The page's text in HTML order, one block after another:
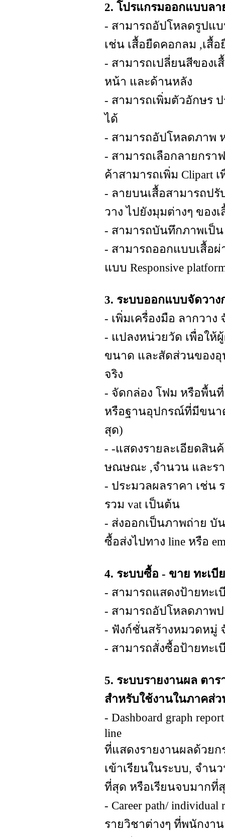
2. โปรแกรมออกแบบลา
- สามารถอัปโหลดรูปแบ
เช่น เสื้อยืดคอกลม ,เสื้อ
- สามารถเปลี่ยนสีของ
หน้า และด้านหลัง
- สามารถเพิ่มตัวอักษร
ได้
- สามารถอัปโหลดภาพ
- สามารถเลือกลายกร
ค้าสามารถเพิ่ม Clipart
- ลายบนเสื้อสามารถป
วาง ไปยังมุมต่างๆ ของเ
- สามารถบันทึกภาพเป็
- สามารถออกแบบเสื้อ
แบบ Responsive
3. ระบบออกแบบจัดวาง
- เพิ่มเครื่องมือ ลากวา
- แปลงหน่วยวัด เพื่อใ
ขนาด และสัดส่วนของ
จริง
- จัดกล่อง โฟม หรือพื้น
หรือฐานอุปกรณ์ที่มีขนา
สุด)
- -แสดงรายละเอียดสิน
ษณษณะ ,จำนวน และร
- ประมวลผลราคา เช่น
รวม vat เป็นต้น
- ส่งออกเป็นภาพถ่าย บั
ซื้อส่งไปทาง line หรือ
4. ระบบซื้อ - ขาย ทะเ
- สามารถแสดงป้ายทะ
- สามารถอัปโหลดภาพ
- ฟังก์ชั่นสร้างหมวดหมู่
- สามารถสั่งซื้อป้ายทะ
5. ระบบรายงานผล ตา
สำหรับใช้งานในภาคส่ว
- Dashboard graph
line
ที่แสดงรายงานผลด้วย
เข้าเรียนในระบบ, จำน
ที่สุด หรือเรียนจบมากที่
- Career path/
รายวิชาต่างๆ ที่พนักงา